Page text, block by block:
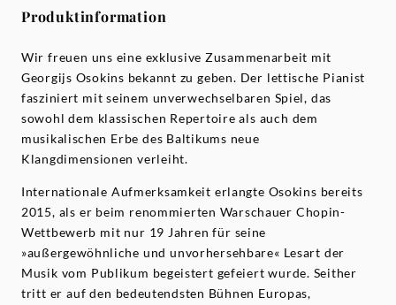
Produktinformation
Wir freuen uns eine exklusive Zusammenarbeit mit
Georgijs Osokins bekannt zu geben. Der lettische Pianist
fasziniert mit seinem unverwechselbaren Spiel, das
sowohl dem klassischen Repertoire als auch dem
musikalischen Erbe des Baltikums neue
Klangdimensionen verleiht.
Internationale Aufmerksamkeit erlangte Osokins bereits
2015, als er beim renommierten Warschauer Chopin-
Wettbewerb mit nur 19 Jahren für seine
»außergewöhnliche und unvorhersehbare« Lesart der
Musik vom Publikum begeistert gefeiert wurde. Seither
tritt er auf den bedeutendsten Bühnen Europas,